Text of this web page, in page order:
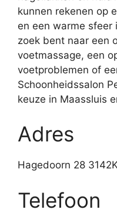
kunnen rekenen op
en een warme sfeer
zoek bent naar een
voetmassage, een
voetproblemen of
Schoonheidssalon
keuze in Maassluis
Adres
Hagedoorn 28
Telefoon